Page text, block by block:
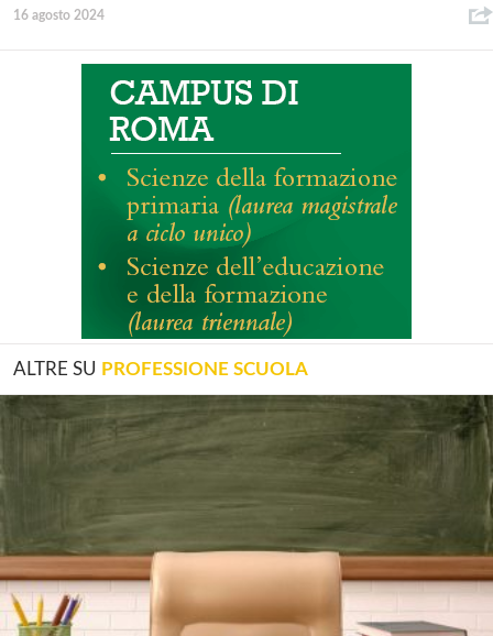
16 agosto 2024
ALTRE SU PROFESSIONE SCUOLA